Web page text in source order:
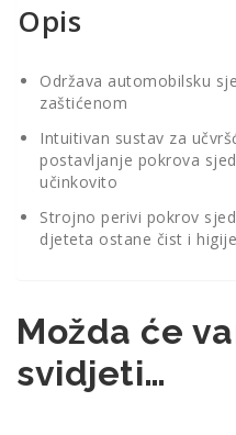
Opis
Održava automobilsku
zaštićenom
Intuitivan sustav za
postavljanje pokrova
učinkovito
Strojno perivi pokrov
djeteta ostane čist i
Možda će
svidjeti…